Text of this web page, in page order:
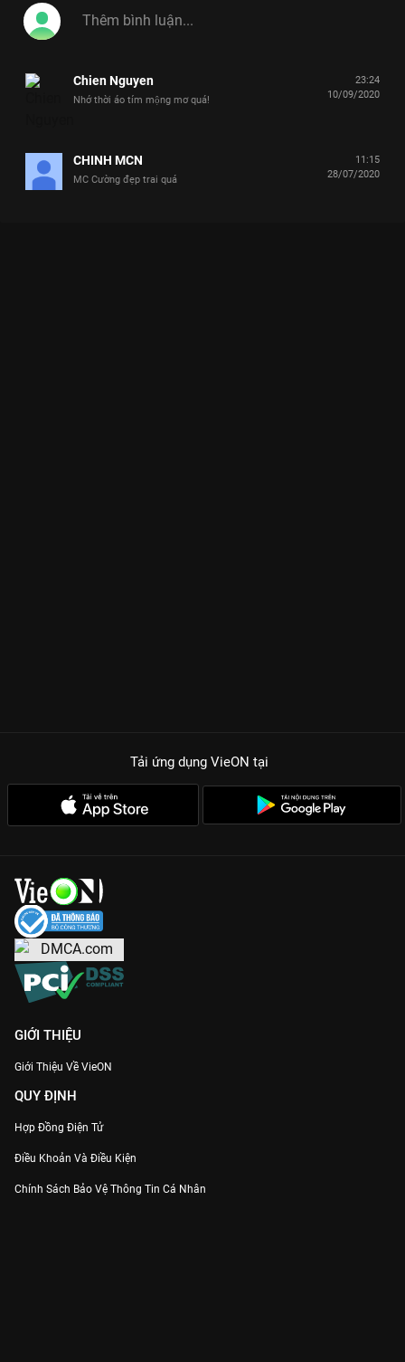
Chien Nguyen
Nhớ thời áo tím mộng mơ quá!
23:24
10/09/2020
CHINH MCN
MC Cường đẹp trai quá
11:15
28/07/2020
Tải ứng dụng VieON tại
GIỚI THIỆU
Giới Thiệu Về VieON
QUY ĐỊNH
Hợp Đồng Điện Tử
Điều Khoản Và Điều Kiện
Chính Sách Bảo Vệ Thông Tin Cá Nhân